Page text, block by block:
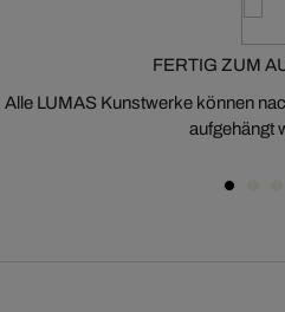
FERTIG ZUM
Alle LUMAS Kunstwerke können
aufgehängt